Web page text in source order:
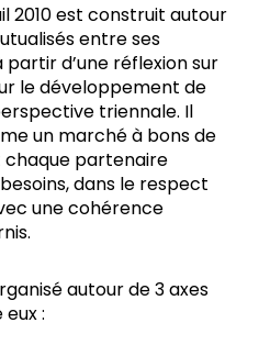
2010 est construit autour
entre ses
d’une réflexion sur
le développement de
triennale. Il
un marché à bons de
partenaire
dans le respect
une cohérence
autour de 3 axes
: